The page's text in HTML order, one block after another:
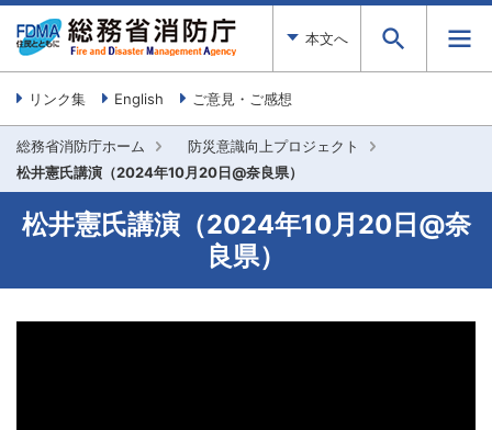
本文へ
リンク集 English ご意見・ご感想
総務省消防庁ホーム
防災意識向上プロジェクト
松井憲氏講演（2024年10月20日@奈良県）
松井憲氏講演（2024年10月20日@奈
良県）